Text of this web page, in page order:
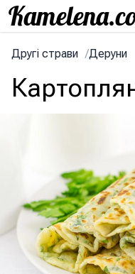
Другі страви /Деруни